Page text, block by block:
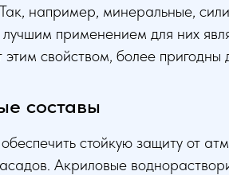
например, минеральные,
применением для них
свойством, более
составы
стойкую защиту от
Акриловые